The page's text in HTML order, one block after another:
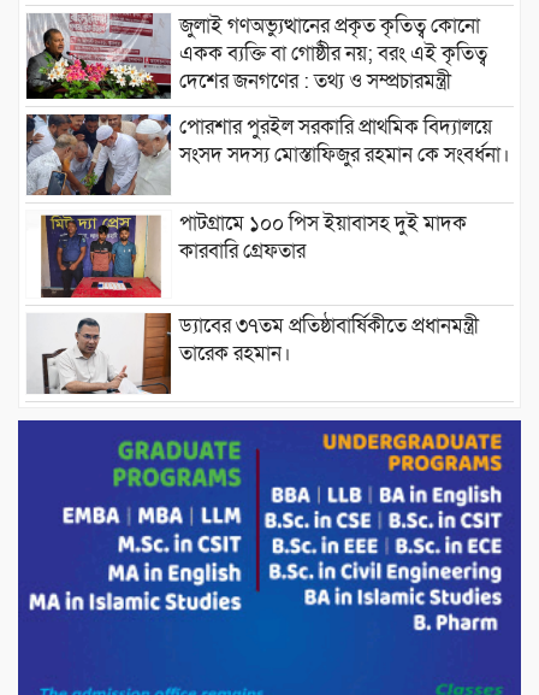
জুলাই গণঅভ্যুত্থানের প্রকৃত কৃতিত্ব কোনো
একক ব্যক্তি বা গোষ্ঠীর নয়; বরং এই কৃতিত্ব
দেশের জনগণের : তথ্য ও সম্প্রচারমন্ত্রী
পোরশার পুরইল সরকারি প্রাথমিক বিদ্যালয়ে
সংসদ সদস্য মোস্তাফিজুর রহমান কে সংবর্ধনা।
পাটগ্রামে ১০০ পিস ইয়াবাসহ দুই মাদক
কারবারি গ্রেফতার
ড্যাবের ৩৭তম প্রতিষ্ঠাবার্ষিকীতে প্রধানমন্ত্রী
তারেক রহমান।
চন্দনাইশের হাশিমপুর ৪ নং ওয়ার্ডে ৫’শতাধিক
হতদরিদ্র পরিবারের মাঝে খাদ্যসামগ্রী বিতরণ
করেন মনজুর মোরশেদ
পরিবেশ রক্ষায় পাটগ্রামে ইহসান ইয়ুথ
সার্কেলের বৃক্ষরোপণ
মিরপুর-১১ নম্বরে দুর্বৃত্তদের গুলিতে বিএনপি